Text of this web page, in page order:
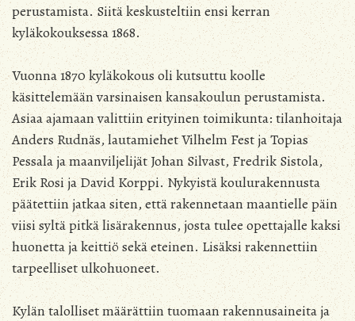
perustamista. Siitä keskusteltiin ensi kerran
kyläkokouksessa 1868.
Vuonna 1870 kyläkokous oli kutsuttu koolle
käsittelemään varsinaisen kansakoulun perustamista.
Asiaa ajamaan valittiin erityinen toimikunta: tilanhoitaja
Anders Rudnäs, lautamiehet Vilhelm Fest ja Topias
Pessala ja maanviljelijät Johan Silvast, Fredrik Sistola,
Erik Rosi ja David Korppi. Nykyistä koulurakennusta
päätettiin jatkaa siten, että rakennetaan maantielle päin
viisi syltä pitkä lisärakennus, josta tulee opettajalle kaksi
huonetta ja keittiö sekä eteinen. Lisäksi rakennettiin
tarpeelliset ulkohuoneet.
Kylän talolliset määrättiin tuomaan rakennusaineita ja